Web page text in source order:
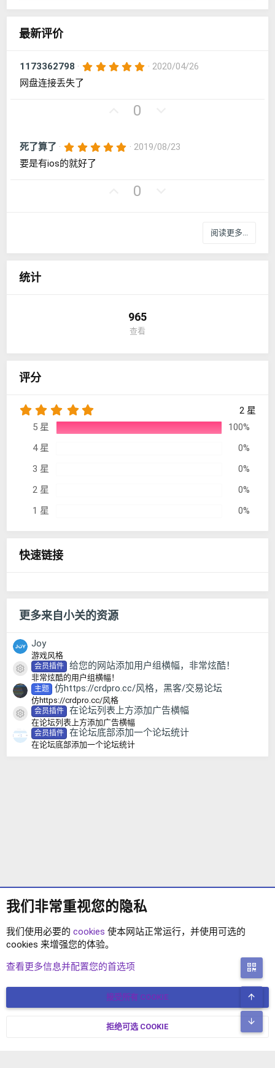
最新评价
1173362798
5 2020/04/26
网盘连接丢失了
好0
票
死了算了
5
星
2019/08/23
要是有ios的就好了
好0
阅读更多...
统计
965
查看
评分
.
0
2 星
5 星
100%
4 星
0%
3 星
0%
2 星
0%
1 星
0%
快速链接
更多来自小关的资源
Joy
游戏风格
资源图标
会员插件 给您的网站添加用户组横幅，非常炫酷！
非常炫酷的用户组横幅！
主题 仿https://crdpro.cc/风格，黑客/交易论坛
仿https://crdpro.cc/风格
资源图标
会员插件 在论坛列表上方添加广告横幅
在论坛列表上方添加广告横幅
会员插件 在论坛底部添加一个论坛统计
在论坛底部添加一个论坛统计
其它程序
简体中文 联系我们
© COPYRIGHT 2017-2026 XENFORO中文社区 版权所有 冀ICP备
我们非常重视您的隐私
我们使用必要的 cookies 使本网站正常运行，并使用可选的
cookies 来增强您的体验。
查看更多信息并配置您的首选项
接受所有 COOKIE
拒绝可选 COOKIE